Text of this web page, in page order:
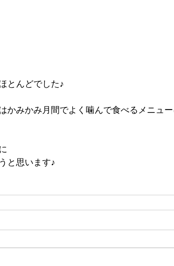
とんどでした♪
かみかみ月間でよく噛んで食べるメニュ
と思います♪